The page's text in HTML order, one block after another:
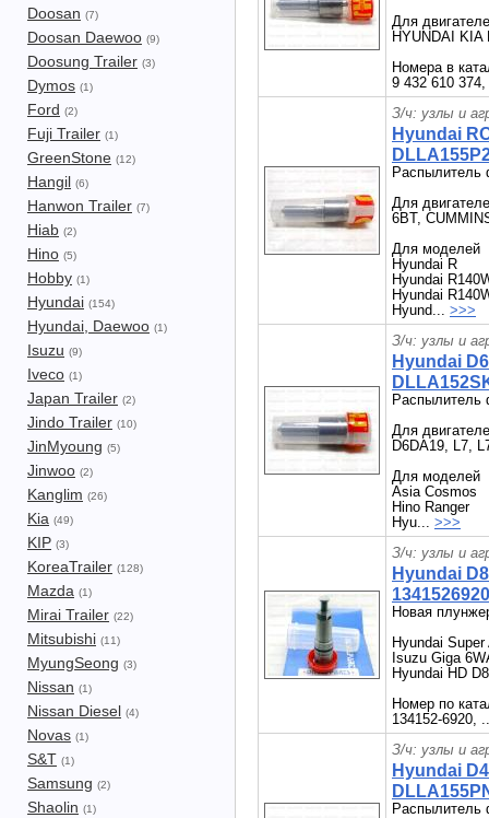
Doosan (7)
Doosan Daewoo (9)
Doosung Trailer (3)
Dymos (1)
Ford (2)
Fuji Trailer (1)
GreenStone (12)
Hangil (6)
Hanwon Trailer (7)
Hiab (2)
Hino (5)
Hobby (1)
Hyundai (154)
Hyundai, Daewoo (1)
Isuzu (9)
Iveco (1)
Japan Trailer (2)
Jindo Trailer (10)
JinMyoung (5)
Jinwoo (2)
Kanglim (26)
Kia (49)
KIP (3)
KoreaTrailer (128)
Mazda (1)
Mirai Trailer (22)
Mitsubishi (11)
MyungSeong (3)
Nissan (1)
Nissan Diesel (4)
Novas (1)
S&T (1)
Samsung (2)
Shaolin (1)
Для
HYUNDAI KIA
Номера в
9 432 610
З/ч: узлы и
Hyundai
Распылитель
Для
6BT,
Для моделей
Hyundai R
Hyundai
Hyundai
Hyund... >>>
З/ч: узлы и
Hyundai
Распылитель
Для
D6DA19, L7,
Для моделей
Asia Cosmos
Hino Ranger
Hyu... >>>
З/ч: узлы и
Hyundai
Новая
Hyundai
Isuzu Giga
Hyundai HD
Номер по
134152-6920,
З/ч: узлы и
Hyundai
Распылитель